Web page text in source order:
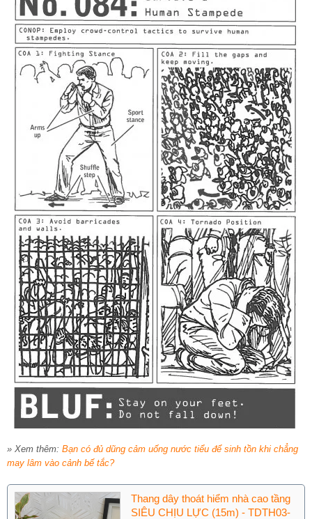
» Xem thêm: Bạn có đủ dũng cảm uống nước tiểu để sinh tồn khi chẳng
may lâm vào cảnh bế tắc?
Thang dây thoát hiểm nhà cao tầng
SIÊU CHỊU LỰC (15m) - TDTH03-